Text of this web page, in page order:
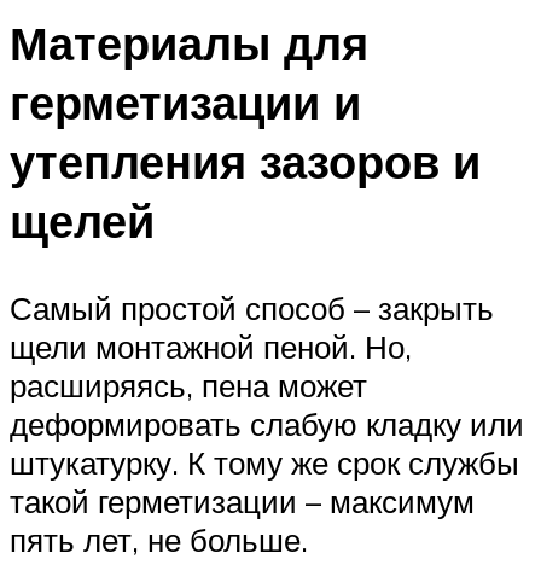
Материалы для
герметизации и
утепления зазоров и
щелей
Самый простой способ – закрыть
щели монтажной пеной. Но,
расширяясь, пена может
деформировать слабую кладку или
штукатурку. К тому же срок службы
такой герметизации – максимум
пять лет, не больше.